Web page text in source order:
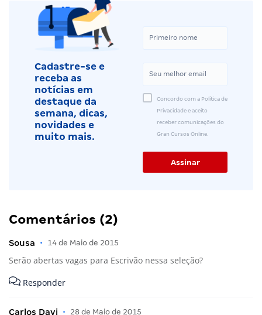
Cadastre-se e
receba as
notícias em
destaque da
semana, dicas,
novidades e
muito mais.
Concordo com a Política de
Privacidade e aceito
receber comunicações do
Gran Cursos Online.
Comentários (2)
Sousa • 14 de Maio de 2015
Serão abertas vagas para Escrivão nessa seleção?
Responder
Carlos Davi • 28 de Maio de 2015